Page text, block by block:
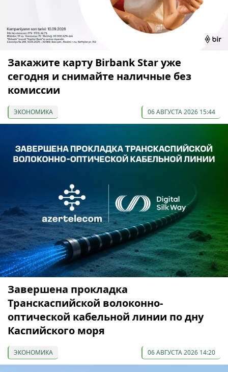
Закажите карту Birbank Star уже
сегодня и снимайте наличные без
комиссии
ЭКОНОМИКА 06 АВГУСТА 2026 15:44
Завершена прокладка
Транскаспийской волоконно-
оптической кабельной линии по дну
Каспийского моря
ЭКОНОМИКА 06 АВГУСТА 2026 14:20